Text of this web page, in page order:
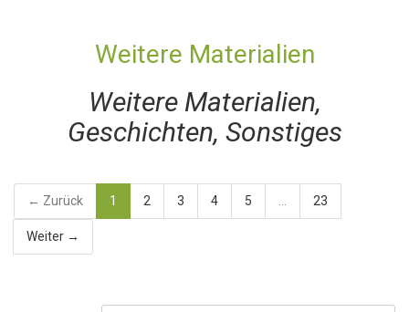
Weitere Materialien
Weitere Materialien,
Geschichten, Sonstiges
← Zurück 1 2 3 4 5 23
Weiter →